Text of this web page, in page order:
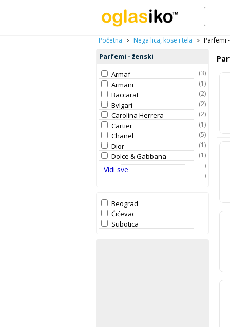
Početna > Nega lica, kose i tela > Parfemi
Parfemi - ženski
Armaf
(3)
Armani (1)
Baccarat (2)
Bvlgari (2)
Carolina Herrera (2)
Cartier (1)
Chanel (5)
Dior (1)
Dolce & Gabbana (1)
Bočice - Dozeri (1)
(3)
Vidi sve
Beograd
Ćićevac
Subotica